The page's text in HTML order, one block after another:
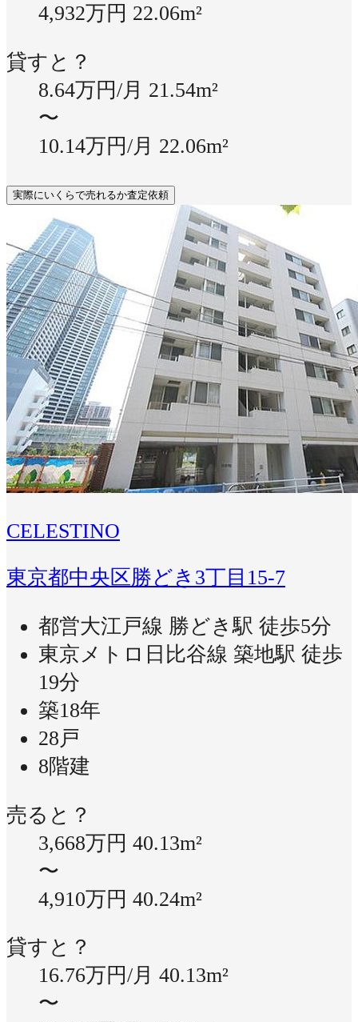
4,932万円 22.06m²
貸すと？
8.64万円/月 21.54m²
〜
10.14万円/月 22.06m²
実際にいくらで売れるか査定依頼
CELESTINO
東京都中央区勝どき3丁目15-7
都営大江戸線 勝どき駅 徒歩5分
東京メトロ日比谷線 築地駅 徒歩
19分
築18年
28戸
8階建
売ると？
3,668万円 40.13m²
〜
4,910万円 40.24m²
貸すと？
16.76万円/月 40.13m²
〜